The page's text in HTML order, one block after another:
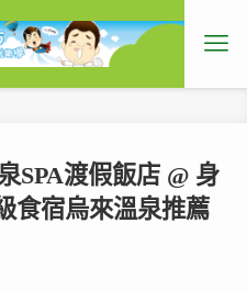
SPA渡假飯店 @ 身
食宿烏來溫泉推薦